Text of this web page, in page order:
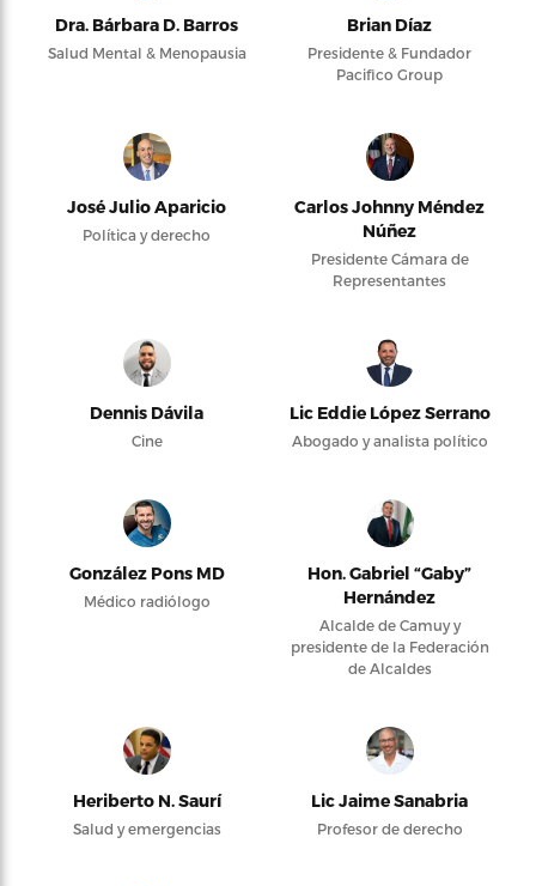
Dra. Bárbara D. Barros
Salud Mental & Menopausia
Brian Díaz
Presidente & Fundador
Pacifico Group
José Julio Aparicio
Política y derecho
Carlos Johnny Méndez
Núñez
Presidente Cámara de
Representantes
Dennis Dávila
Cine
Lic Eddie López Serrano
Abogado y analista político
González Pons MD
Médico radiólogo
Hon. Gabriel “Gaby”
Hernández
Alcalde de Camuy y
presidente de la Federación
de Alcaldes
Heriberto N. Saurí
Salud y emergencias
Lic Jaime Sanabria
Profesor de derecho